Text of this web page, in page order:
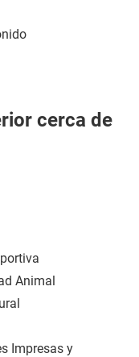
cerca de
Animal
Impresas y